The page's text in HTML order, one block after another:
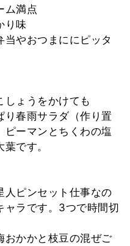
ム満点
り味
やおつまににピッタ
しょうをかけても
り春雨サラダ（作り置
ピーマンとちくわの塩
です。
人ピンセット仕事なの
ャラです。3つで時間切
おかかと枝豆の混ぜご